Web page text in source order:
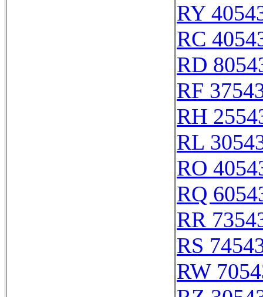
RY
RC
RD
RF
RH
RL
RO
RQ
RR
RS
RW